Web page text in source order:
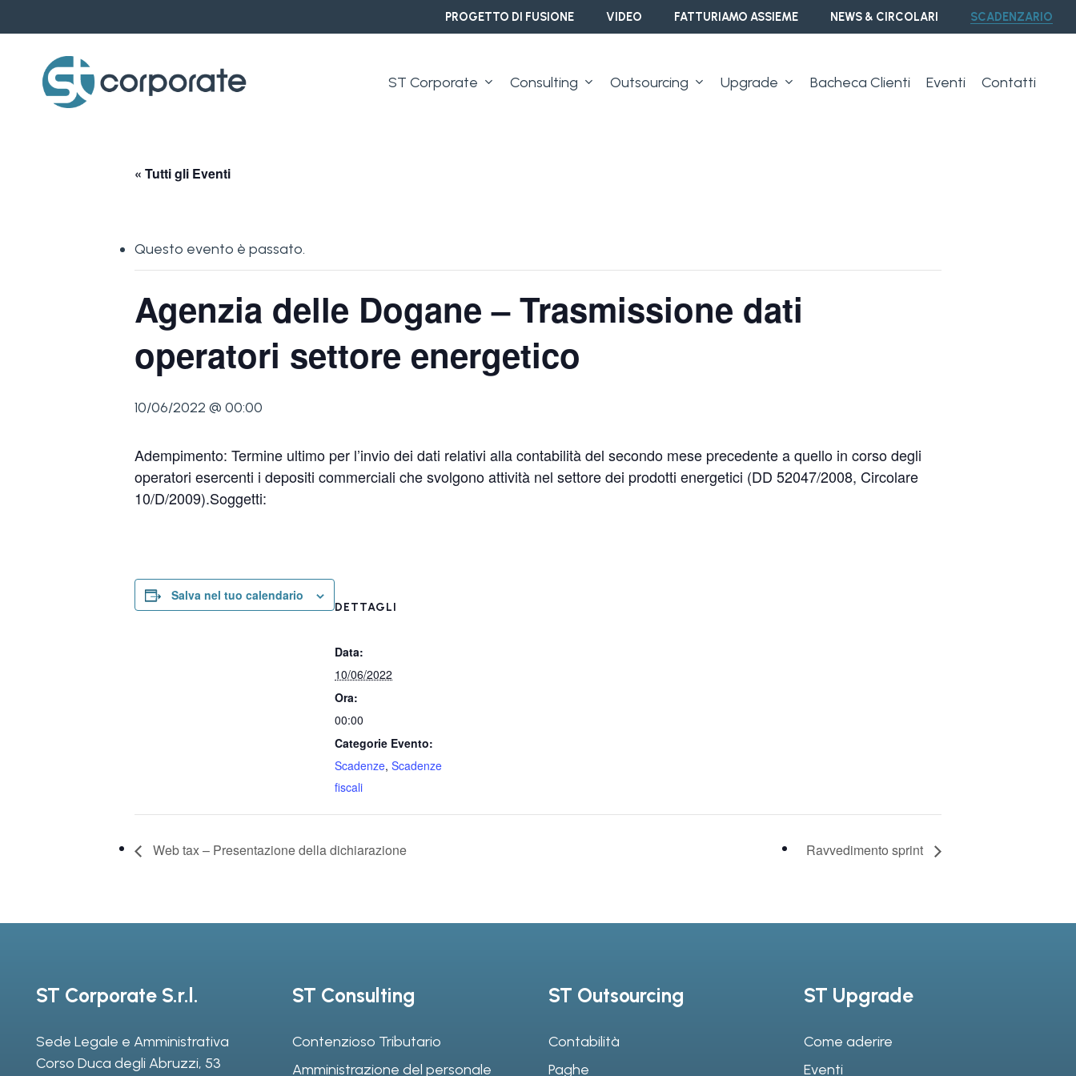
to
content
PROGETTO DI FUSIONE VIDEO FATTURIAMO ASSIEME NEWS & CIRCOLARI SCADENZARIO
ST Corporate Consulting Outsourcing Upgrade Bacheca Clienti Eventi Contatti
« Tutti gli Eventi
Questo evento è passato.
Agenzia delle Dogane – Trasmissione dati
operatori settore energetico
10/06/2022 @ 00:00
Adempimento: Termine ultimo per l’invio dei dati relativi alla contabilità del secondo mese precedente a quello in corso degli
operatori esercenti i depositi commerciali che svolgono attività nel settore dei prodotti energetici (DD 52047/2008, Circolare
10/D/2009).Soggetti:
Salva nel tuo calendario
DETTAGLI
Data:
10/06/2022
Ora:
00:00
Categorie Evento:
Scadenze, Scadenze
fiscali
Web tax – Presentazione della dichiarazione Ravvedimento sprint
ST Corporate S.r.l.
Sede Legale e Amministrativa
Corso Duca degli Abruzzi, 53
ST Consulting
Contenzioso Tributario
Amministrazione del personale
ST Outsourcing
Contabilità
Paghe
ST Upgrade
Come aderire
Eventi